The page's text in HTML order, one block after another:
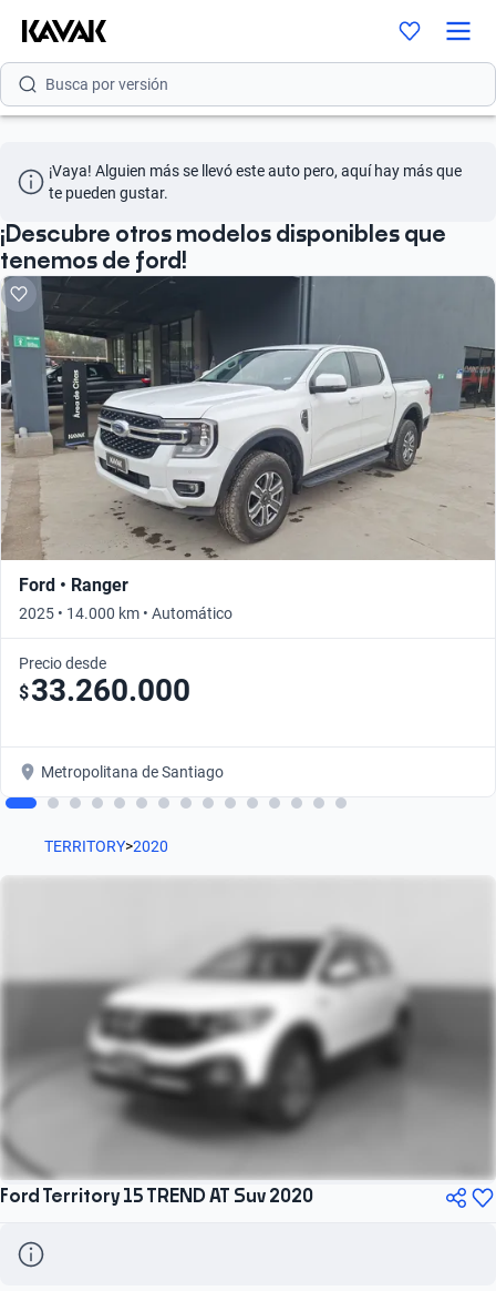
Busca por modelo
Busca por versión
Busca por marca
Busca por modelo
Busca por versión
Busca por año
¡Vaya! Alguien más se llevó este auto pero, aquí hay más que
te pueden gustar.
¡Descubre otros modelos disponibles que
tenemos de ford!
Ford • Ranger
2025 • 14.000 km • Automático
Precio desde
$33.260.000
Metropolitana de Santiago
TERRITORY>2020
Ford Territory 15 TREND AT Suv 2020